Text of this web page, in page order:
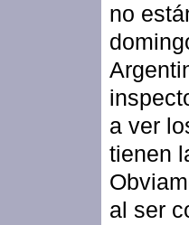
no
a ver
tienen
al ser